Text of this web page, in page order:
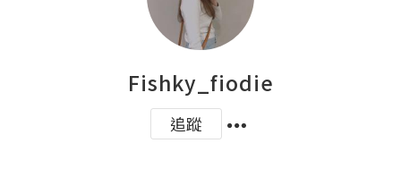
Fishky_fiodie
追蹤